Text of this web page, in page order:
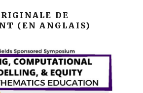
DE
(EN ANGLAIS)